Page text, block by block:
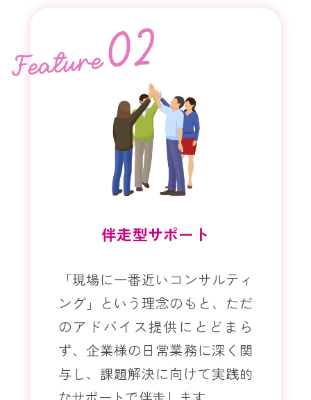
Feature02
伴走型サポート
「現場に一番近いコンサルティ
ング」という理念のもと、ただ
のアドバイス提供にとどまら
ず、企業様の日常業務に深く関
与し、課題解決に向けて実践的